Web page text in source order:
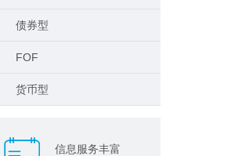
债券型
FOF
货币型
信息服务丰富